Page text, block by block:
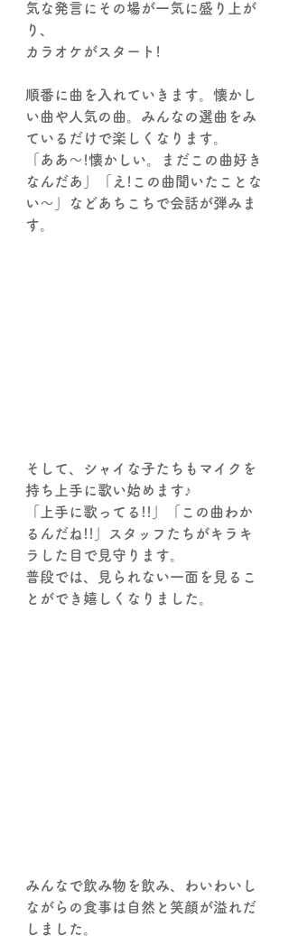
気な発言にその場が一気に盛り上が
り、
カラオケがスタート!
順番に曲を入れていきます。懐かし
い曲や人気の曲。みんなの選曲をみ
ているだけで楽しくなります。
「ああ～!懐かしい。まだこの曲好き
なんだあ」「え!この曲聞いたことな
い～」などあちこちで会話が弾みま
す。
そして、シャイな子たちもマイクを
持ち上手に歌い始めます♪
「上手に歌ってる!!」「この曲わか
るんだね!!」スタッフたちがキラキ
ラした目で見守ります。
普段では、見られない一面を見るこ
とができ嬉しくなりました。
みんなで飲み物を飲み、わいわいし
ながらの食事は自然と笑顔が溢れだ
しました。